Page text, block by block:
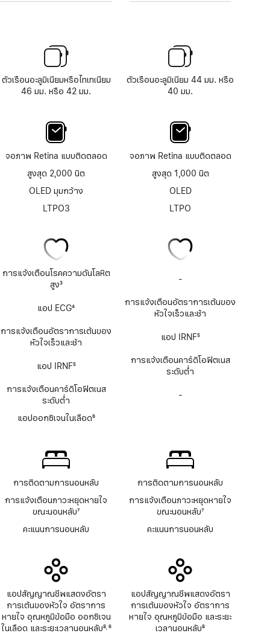
ตัวเรือนอะลูมิเนียมหรือไทเทเนียม
46 มม. หรือ 42 มม.
จอภาพ Retina แบบติดตลอด
สูงสุด 2,000 นิต
OLED มุมกว้าง
LTPO3
การแจ้งเตือนโรคความดันโลหิต
สูง3
แอป ECG4
การแจ้งเตือนอัตราการเต้นของ
หัวใจเร็วและช้า
แอป IRNF5
การแจ้งเตือนคาร์ดิโอฟิตเนส
ระดับต่ำ
แอปออกซิเจนในเลือด6
การติดตามการนอนหลับ
การแจ้งเตือนภาวะหยุดหายใจ
ขณะนอนหลับ7
คะแนนการนอนหลับ
แอปสัญญาณชีพแสดงอัตรา
การเต้นของหัวใจ อัตราการ
หายใจ อุณหภูมิข้อมือ ออกซิเจน
ในเลือด และระยะเวลานอนหลับ8,6
ตัวเรือนอะลูมิเนียม 44 มม. หรือ
40 มม.
จอภาพ Retina แบบติดตลอด
สูงสุด 1,000 นิต
OLED
LTPO
-
แอป
ECG
การแจ้งเตือนอัตราการเต้นของ
หัวใจเร็วและช้า
แอป IRNF5
การแจ้งเตือนคาร์ดิโอฟิตเนส
ระดับต่ำ
-
เจน
ใน
การติดตามการนอนหลับ
การแจ้งเตือนภาวะหยุดหายใจ
ขณะนอนหลับ7
คะแนนการนอนหลับ
แอปสัญญาณชีพแสดงอัตรา
การเต้นของหัวใจ อัตราการ
หายใจ อุณหภูมิข้อมือ และระยะ
เวลานอนหลับ8